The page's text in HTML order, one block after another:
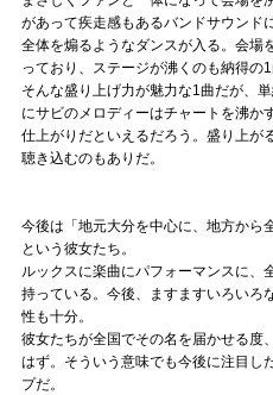
があって疾走感もあるバンドサウンド
全体を煽るようなダンスが入る。会場
っており、ステージが沸くのも納得の1
そんな盛り上げ力が魅力な1曲だが、
にサビのメロディーはチャートを沸か
仕上がりだといえるだろう。盛り上が
聴き込むのもありだ。
今後は「地元大分を中心に、地方から
という彼女たち。
ルックスに楽曲にパフォーマンスに、
持っている。今後、ますますいろいろ
性も十分。
彼女たちが全国でその名を届かせる度
はず。そういう意味でも今後に注目し
プだ。